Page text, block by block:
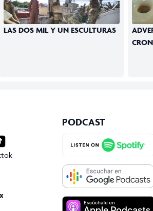
LAS DOS MIL Y UN ESCULTURAS
PODCAST